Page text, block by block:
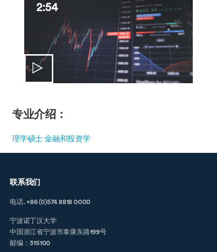
2:54
专业介绍：
理学硕士 金融和投资学
联系我们
电话. +86 (0)574 8818 0000
宁波诺丁汉大学
中国浙江省宁波市泰康东路199号
邮编：315100